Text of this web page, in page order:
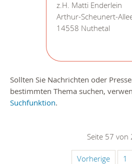
z.H. Matti Enderlein
Arthur-Scheunert-
14558 Nuthetal
Sollten Sie Nachrichten oder
bestimmten Thema suchen,
Suchfunktion.
Seite 57 von
Vorherige 1